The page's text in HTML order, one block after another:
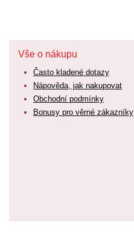
Vše o nákupu
Často kladené dotazy
Nápověda, jak nakupovat
Obchodní podmínky
Bonusy pro věrné zákazníky